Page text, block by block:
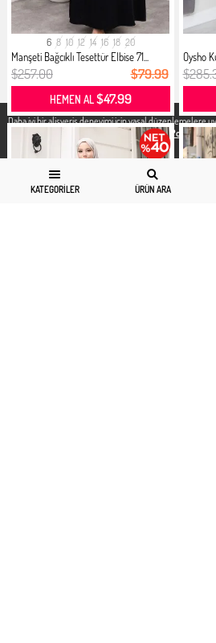
Daha iyi bir alisveris deneyimi icin yasal düzenlemelere
kullanıyoruz. Detaylı bilgiye
Gizlilik ve Çerez Politikası
erişebilirsiniz.
KATEGORILER ÜRÜN ARA
6 8 10 12 14 16 18 20
Manşeti Bağcıklı Tesettür Elbise 71...
$257.00 $79.99
HEMEN AL$47.99
Oysho